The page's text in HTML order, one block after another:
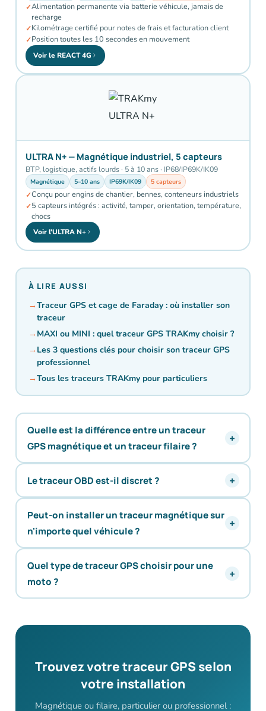
Alimentation permanente via batterie véhicule, jamais de
recharge
Kilométrage certifié pour notes de frais et facturation client
Position toutes les 10 secondes en mouvement
Voir le REACT 4G
ULTRA N+ — Magnétique industriel, 5 capteurs
BTP, logistique, actifs lourds · 5 à 10 ans · IP68/IP69K/IK09
Magnétique 5–10 ans IP69K/IK09 5 capteurs
Conçu pour engins de chantier, bennes, conteneurs industriels
5 capteurs intégrés : activité, tamper, orientation, température,
chocs
Voir l'ULTRA N+
À LIRE AUSSI
Traceur GPS et cage de Faraday : où installer son
traceur
MAXI ou MINI : quel traceur GPS TRAKmy choisir ?
Les 3 questions clés pour choisir son traceur GPS
professionnel
Tous les traceurs TRAKmy pour particuliers
Quelle est la différence entre un traceur
GPS magnétique et un traceur filaire ?
Le traceur OBD est-il discret ?
Peut-on installer un traceur magnétique sur
n'importe quel véhicule ?
Quel type de traceur GPS choisir pour une
moto ?
Trouvez votre traceur GPS selon
votre installation
Magnétique ou filaire, particulier ou professionnel :